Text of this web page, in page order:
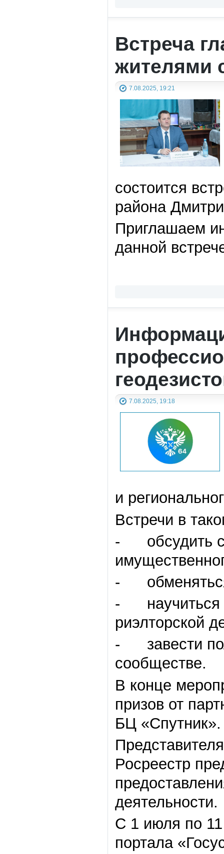
Встреча
жителями
7.08.2025, 19:21
состоится
района
Приглашаем
данной
7.08.2025, 19:18
и
Встречи в
- обсудить с
-
- научиться
риэлторской
- завести
сообществе.
В конце
призов от
БЦ «Спутник».
Росреестр
деятельности.
С 1 июля по
портала